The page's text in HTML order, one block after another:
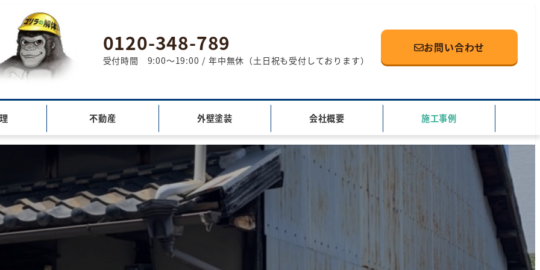
0120-348-789
受付時間 9:00～19:00 / 年中無休（土日祝も受付しております）
お問い合わせ
不動産 外壁塗装 会社概要 施工事例